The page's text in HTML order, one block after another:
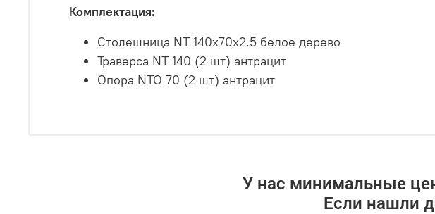
Комплектация:
Столешница NT 140х70х2.5 белое дерево
Траверса NT 140 (2 шт) антрацит
Опора NTO 70 (2 шт) антрацит
У нас минимальные
Если нашли